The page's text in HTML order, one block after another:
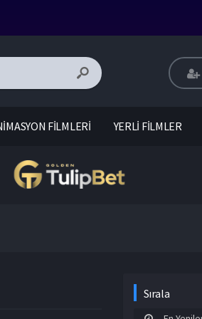
FİLMLERİ YERLİ FİLMLER
Sırala